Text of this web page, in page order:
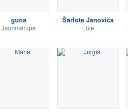
guna
Jaunmārupe
Šarlote Janoviča
Lote